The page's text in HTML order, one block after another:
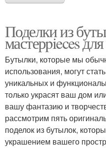
Поделки из
мастерpieces
Бутылки, которые мы
использования, могут
уникальных и
только украсят ваш дом
вашу фантазию и
рассмотрим пять
поделок из бутылок,
украшением вашего